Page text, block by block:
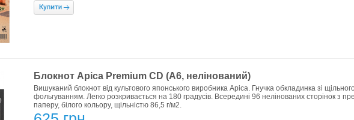
Блокнот Apica Premium CD (A6, нелінований)
Вишуканий блокнот від культового японського виробника Apica. Гнучка обкладинка зі
фольгуванням. Легко розкривається на 180 градусів. Всередині 96 нелінованих сторінок з
паперу, білого кольору, щільністю 86,5 г/м2.